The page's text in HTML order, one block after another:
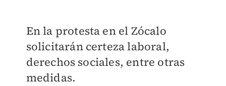
En la protesta en el Zócalo
solicitarán certeza laboral,
derechos sociales, entre otras
medidas.